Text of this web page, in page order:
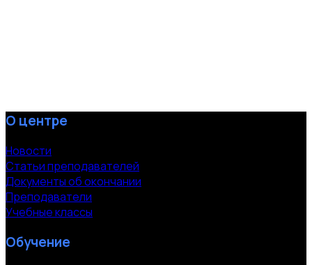
О центре
Новости
Статьи преподавателей
Документы об окончании
Преподаватели
Учебные классы
Обучение